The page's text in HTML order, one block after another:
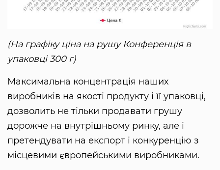
(На графіку ціна на рушу Конференція в
упаковці 300 г)
Максимальна концентрація наших
виробників на якості продукту і її упаковці,
дозволить не тільки продавати грушу
дорожче на внутрішньому ринку, але і
претендувати на експорт і конкуренцію з
місцевими європейськими виробниками.